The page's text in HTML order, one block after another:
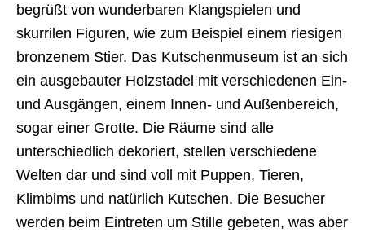
begrüßt von wunderbaren Klangspielen und
skurrilen Figuren, wie zum Beispiel einem riesigen
bronzenem Stier. Das Kutschenmuseum ist an sich
ein ausgebauter Holzstadel mit verschiedenen Ein-
und Ausgängen, einem Innen- und Außenbereich,
sogar einer Grotte. Die Räume sind alle
unterschiedlich dekoriert, stellen verschiedene
Welten dar und sind voll mit Puppen, Tieren,
Klimbims und natürlich Kutschen. Die Besucher
werden beim Eintreten um Stille gebeten, was aber